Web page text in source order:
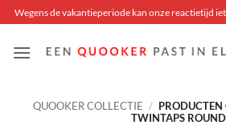
Skip
to
content
Wegens de vakantieperiode kan onze reactietijd
QUOOKER COLLECTIE / PRODUCTEN
TWINTAPS